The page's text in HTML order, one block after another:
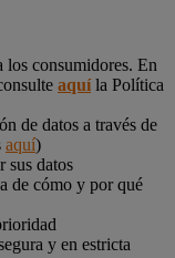
consumidores. En
aquíla Política
de datos a través de
aquí)
sus datos
de cómo y por qué
y en estricta